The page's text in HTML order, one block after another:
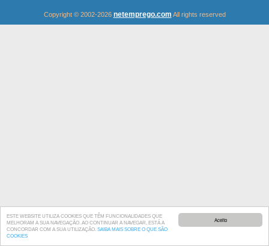
Aceito
ESTE WEBSITE UTILIZA COOKIES QUE TÊM FUNCIONALIDADES QUE
MELHORAM A SUA NAVEGAÇÃO. AO CONTINUAR A NAVEGAR, ESTÁ A
CONCORDAR COM A SUA UTILIZAÇÃO. SAIBA MAIS SOBRE O QUE SÃO
COOKIES
Copyright © 2002-2026 netemprego.com All rights reserved